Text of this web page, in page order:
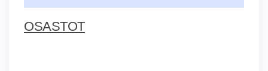
OSASTOT